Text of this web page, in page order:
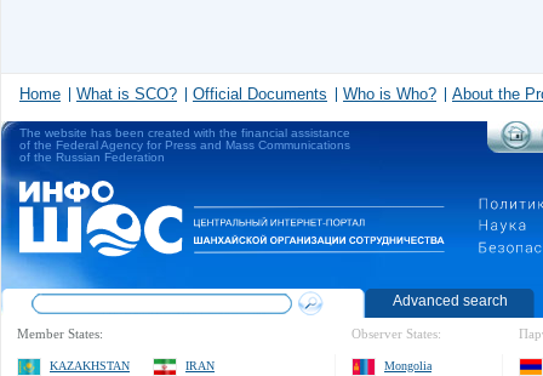
Home What is SCO? Official Documents Who is Who? About the
The website has been created with the financial assistance
of the Federal Agency for Press and Mass Communications
of the Russian Federation
Advanced search
Member States:
KAZAKHSTAN
IRAN
Observer States:
Mongolia